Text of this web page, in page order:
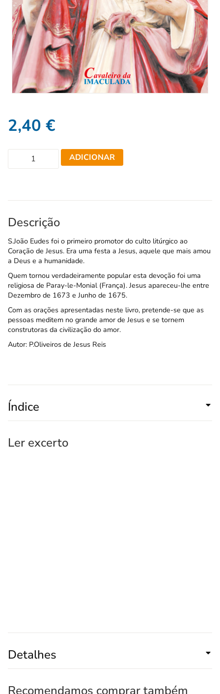
2,40 €
ADICIONAR
Descrição
S.João Eudes foi o primeiro promotor do culto litúrgico ao
Coração de Jesus. Era uma festa a Jesus, aquele que mais amou
a Deus e a humanidade.
Quem tornou verdadeiramente popular esta devoção foi uma
religiosa de Paray-le-Monial (França). Jesus apareceu-lhe entre
Dezembro de 1673 e Junho de 1675.
Com as orações apresentadas neste livro, pretende-se que as
pessoas meditem no grande amor de Jesus e se tornem
construtoras da civilização do amor.
Autor: P.Oliveiros de Jesus Reis
Índice
Ler excerto
Detalhes
Recomendamos comprar também